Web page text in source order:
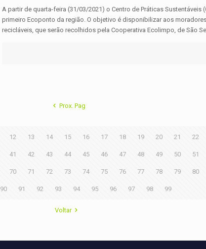
A partir de quarta-feira (31/03/2021) o Centro de Práticas Sustentáveis
primeiro Ecoponto da região. O objetivo é disponibilizar aos
recicláveis, que serão recolhidos pela Cooperativa Ecolimpo, de São
Prox. Pag
12 13 14 15 16 17 18 19 20 21 22
41 42 43 44 45 46 47 48 49 50 51
70 71 72 73 74 75 76 77 78 79 80
90 91 92 93 94 95 96 97 98 99
Voltar